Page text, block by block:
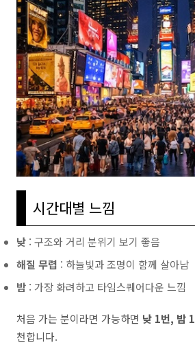
시간대별 느낌
낮 : 구조와 거리 분위기 보기 좋음
해질 무렵 : 하늘빛과 조명이 함께 살아남
밤 : 가장 화려하고 타임스퀘어다운 느낌
처음 가는 분이라면 가능하면 낮 1번, 밤
천합니다.